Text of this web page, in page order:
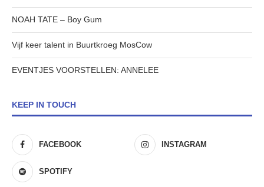
NOAH TATE – Boy Gum
Vijf keer talent in Buurtkroeg MosCow
EVENTJES VOORSTELLEN: ANNELEE
KEEP IN TOUCH
FACEBOOK INSTAGRAM
SPOTIFY